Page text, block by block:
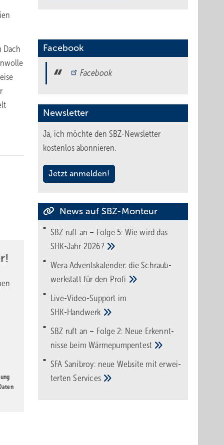
Dach
Facebook
Facebook
Newsletter
Ja, ich möchte den SBZ-Newsletter
kostenlos abonnieren.
Jetzt anmelden!
News auf SBZ-Monteur
SBZ ruft an – Folge 5: Wie wird das
SHK-Jahr 2026?
Wera Adventskalender: die Schraub­
werk­statt für den Pro­fi
Live-Video-Support im
SHK-Handwerk
SBZ ruft an – Folge 2: Neue Erkennt­
nisse beimWärme­pumpen­test
SFA Sanibroy: neue Web­site mit erwei­
tertenServices